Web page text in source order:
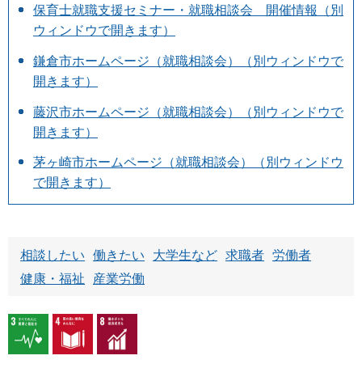
保育士就職支援セミナー・就職相談会 開催情報（別
ウィンドウで開きます）
鎌倉市ホームページ（就職相談会）（別ウィンドウで
開きます）
藤沢市ホームページ（就職相談会）（別ウィンドウで
開きます）
茅ヶ崎市ホームページ（就職相談会）（別ウィンドウ
で開きます）
相談したい 働きたい 大学生など 求職者 労働者
健康・福祉
産業労働